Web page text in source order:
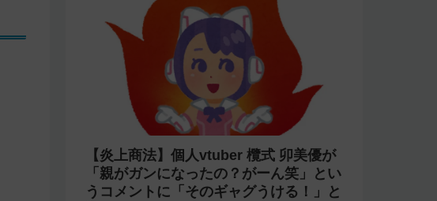
【炎上商法】個人vtuber 欖式 卯美優が
「親がガンになったの？がーん笑」とい
うコメントに「そのギャグうける！」と